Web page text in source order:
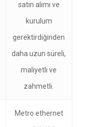
satın alımı ve
kurulum
gerektirdiğinden
daha uzun süreli,
maliyetli ve
zahmetli.
Metro ethernet